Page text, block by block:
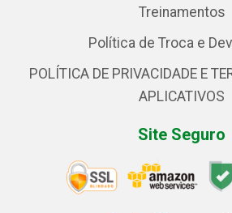
Treinamentos
Política de Troca e
POLÍTICA DE PRIVACIDADE E
APLICATIVOS
Site Seguro